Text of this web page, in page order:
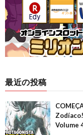
最近の投稿
Volume